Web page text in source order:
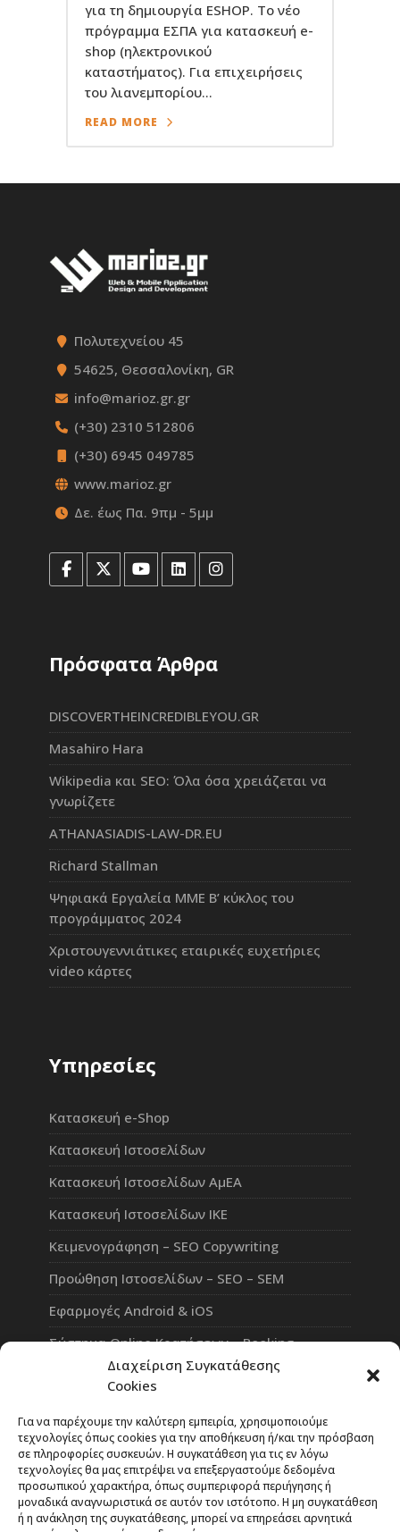
Διαχείριση Συγκατάθεσης
Cookies
Για να παρέχουμε την καλύτερη εμπειρία, χρησιμοποιούμε
τεχνολογίες όπως cookies για την αποθήκευση ή/και την πρόσβαση
σε πληροφορίες συσκευών. Η συγκατάθεση για τις εν λόγω
τεχνολογίες θα μας επιτρέψει να επεξεργαστούμε δεδομένα
προσωπικού χαρακτήρα, όπως συμπεριφορά περιήγησης ή
μοναδικά αναγνωριστικά σε αυτόν τον ιστότοπο. Η μη συγκατάθεση
ή η ανάκληση της συγκατάθεσης, μπορεί να επηρεάσει αρνητικά
για τη δημιουργία ESHOP. Το νέο
πρόγραμμα ΕΣΠΑ για κατασκευή e-
shop (ηλεκτρονικού
καταστήματος). Για επιχειρήσεις
του λιανεμπορίου...
READ MORE
Πολυτεχνείου 45
54625, Θεσσαλονίκη, GR
info@marioz.gr.gr
(+30) 2310 512806
(+30) 6945 049785
www.marioz.gr
Δε. έως Πα. 9πμ - 5μμ
Πρόσφατα Άρθρα
DISCOVERTHEINCREDIBLEYOU.GR
Masahiro Hara
Wikipedia και SEO: Όλα όσα χρειάζεται να
γνωρίζετε
ATHANASIADIS-LAW-DR.EU
Richard Stallman
Ψηφιακά Εργαλεία ΜΜΕ Β’ κύκλος του
προγράμματος 2024
Χριστουγεννιάτικες εταιρικές ευχετήριες
video κάρτες
Υπηρεσίες
Κατασκευή e-Shop
Κατασκευή Ιστοσελίδων
Κατασκευή Ιστοσελίδων ΑμΕΑ
Κατασκευή Ιστοσελίδων ΙΚΕ
Κειμενογράφηση – SEO Copywriting
Προώθηση Ιστοσελίδων – SEO – SEM
Εφαρμογές Android & iOS
Σύστημα Online Κρατήσεων – Booking
Πλατφόρμα Τηλεκπαίδευσης eLearning
Rate Our Services